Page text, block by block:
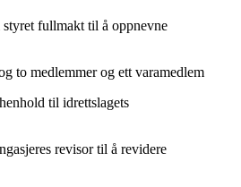
styret fullmakt til å oppnevne
to medlemmer og ett varamedlem
til idrettslagets
revisor til å revidere